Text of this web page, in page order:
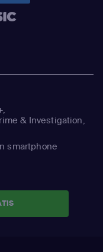
& Investigation,
smartphone